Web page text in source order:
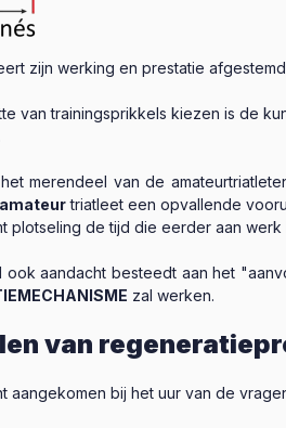
zijn werking en prestatie
van trainingsprikkels kiezen is de
merendeel van de
triatleet een opvallende
plotseling de tijd die eerder aan
ook aandacht besteedt aan het
zal werken.
van
aangekomen bij het uur van de